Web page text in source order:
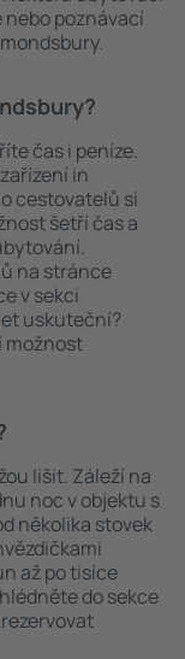
poznávací
čas i peníze.
in
cestovatelů si
šetří čas a
na stránce
v sekci
uskuteční?
možnost
lišit. Záleží na
noc v objektu s
několika stovek
až po tisíce
do sekce